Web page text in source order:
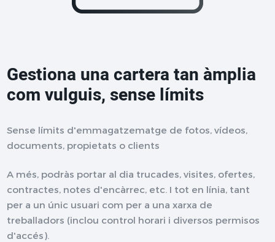
Gestiona una cartera tan àmplia
com vulguis, sense límits
Sense límits d'emmagatzematge de fotos, vídeos,
documents, propietats o clients
A més, podràs portar al dia trucades, visites, ofertes,
contractes, notes d'encàrrec, etc. I tot en línia, tant
per a un únic usuari com per a una xarxa de
treballadors (inclou control horari i diversos permisos
d'accés).